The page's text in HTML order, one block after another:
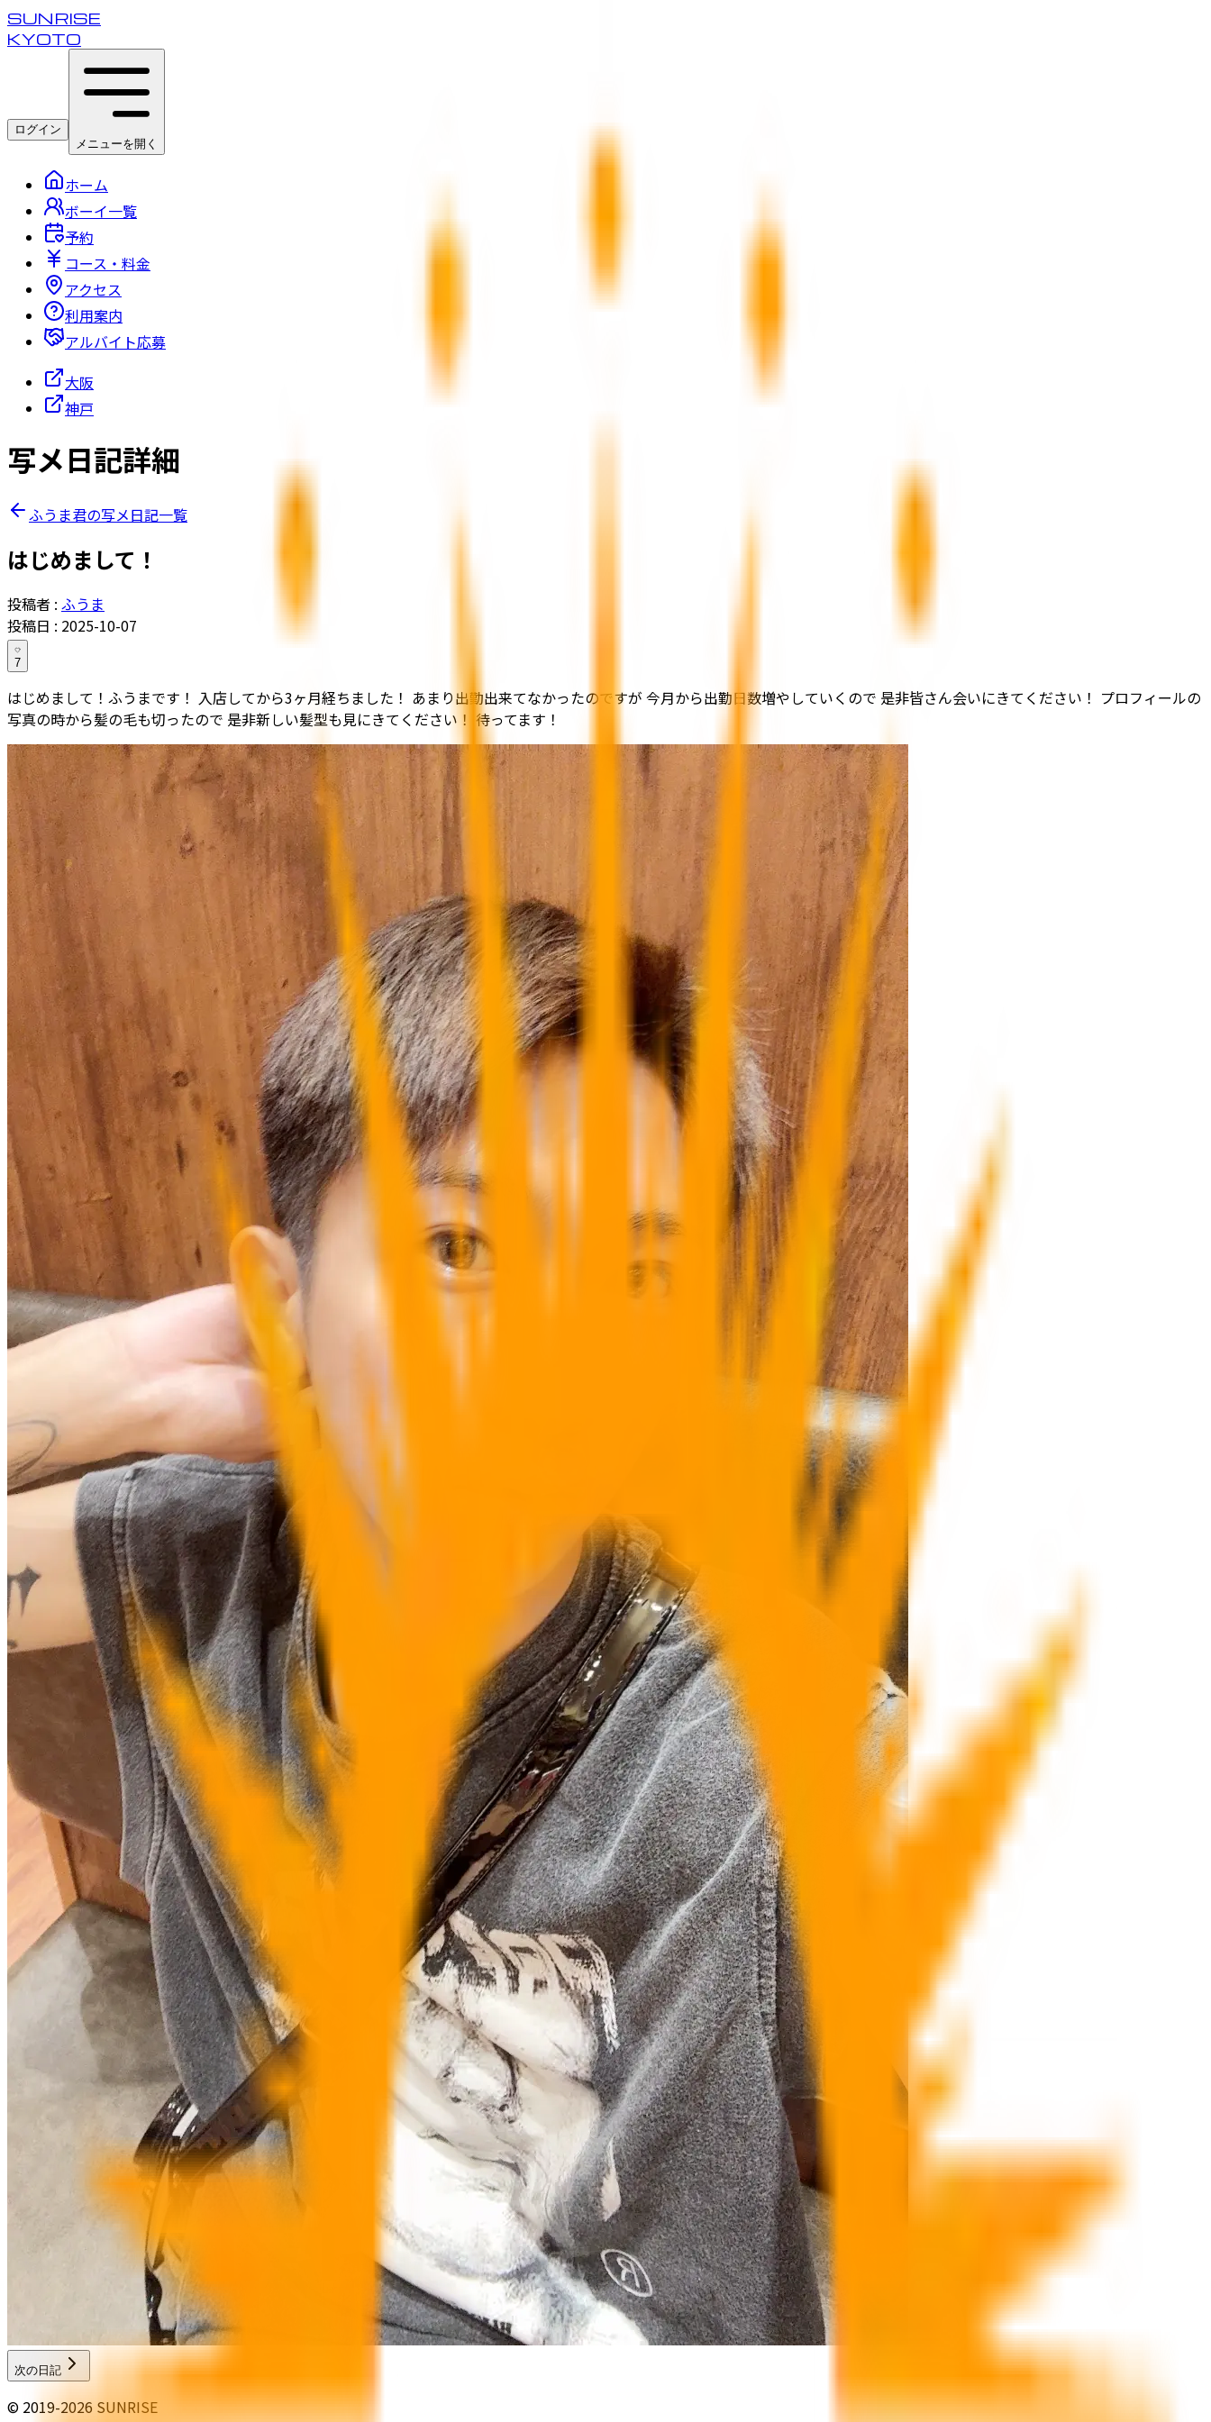
SUNRISE
KYOTO
ログイン
メニューを開く
ホーム
ボーイ一覧
予約
コース・料金
アクセス
利用案内
アルバイト応募
大阪
神戸
写メ日記詳細
ふうま君の写メ日記一覧
はじめまして！
投稿者 : ふうま
投稿日 : 2025-10-07
7
はじめまして！ふうまです！ 入店してから3ヶ月経ちました！ あまり出勤出来てなかったのですが 今月から出勤日数増やしていくので 是非皆さん会いにきてください！ プロフィールの
写真の時から髪の毛も切ったので 是非新しい髪型も見にきてください！ 待ってます！
次の日記
© 2019-2026 SUNRISE